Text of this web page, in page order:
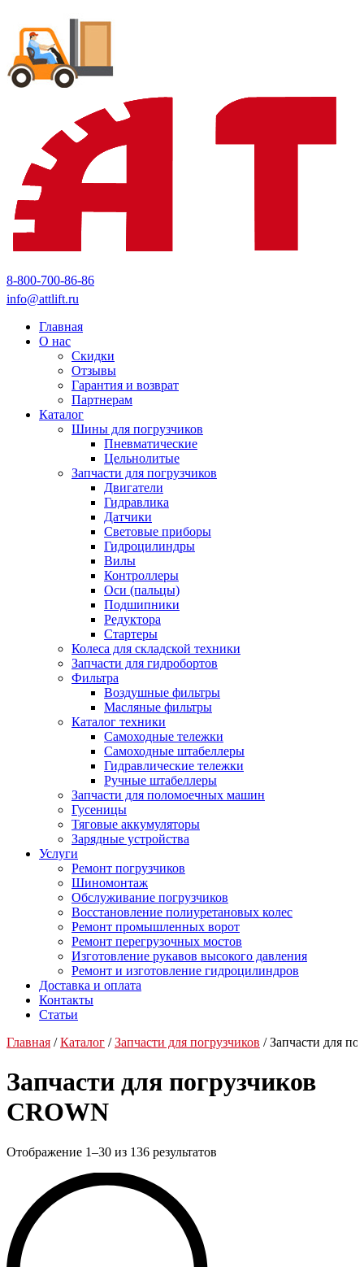
8-800-700-86-86
info@attlift.ru
Главная
О нас
Скидки
Отзывы
Гарантия и возврат
Партнерам
Каталог
Шины для погрузчиков
Пневматические
Цельнолитые
Запчасти для погрузчиков
Двигатели
Гидравлика
Датчики
Световые приборы
Гидроцилиндры
Вилы
Контроллеры
Оси (пальцы)
Подшипники
Редуктора
Стартеры
Колеса для складской техники
Запчасти для гидробортов
Фильтра
Воздушные фильтры
Масляные фильтры
Каталог техники
Самоходные тележки
Самоходные штабеллеры
Гидравлические тележки
Ручные штабеллеры
Запчасти для поломоечных машин
Гусеницы
Тяговые аккумуляторы
Зарядные устройства
Услуги
Ремонт погрузчиков
Шиномонтаж
Обслуживание погрузчиков
Восстановление полиуретановых колес
Ремонт промышленных ворот
Ремонт перегрузочных мостов
Изготовление рукавов высокого давления
Ремонт и изготовление гидроцилиндров
Доставка и оплата
Контакты
Статьи
Главная /Каталог /Запчасти для погрузчиков / Запчасти для
Запчасти для погрузчиков
CROWN
Отображение 1–30 из 136 результатов